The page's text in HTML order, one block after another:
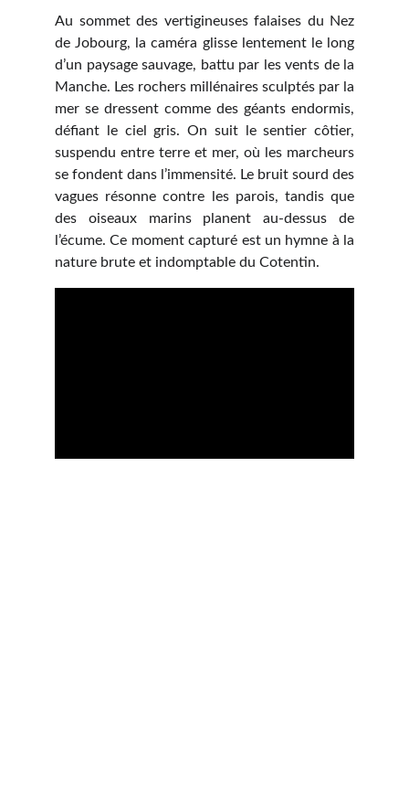
Au sommet des vertigineuses falaises du Nez
de Jobourg, la caméra glisse lentement le long
d’un paysage sauvage, battu par les vents de la
Manche. Les rochers millénaires sculptés par la
mer se dressent comme des géants endormis,
défiant le ciel gris. On suit le sentier côtier,
suspendu entre terre et mer, où les marcheurs
se fondent dans l’immensité. Le bruit sourd des
vagues résonne contre les parois, tandis que
des oiseaux marins planent au-dessus de
l’écume. Ce moment capturé est un hymne à la
nature brute et indomptable du Cotentin.